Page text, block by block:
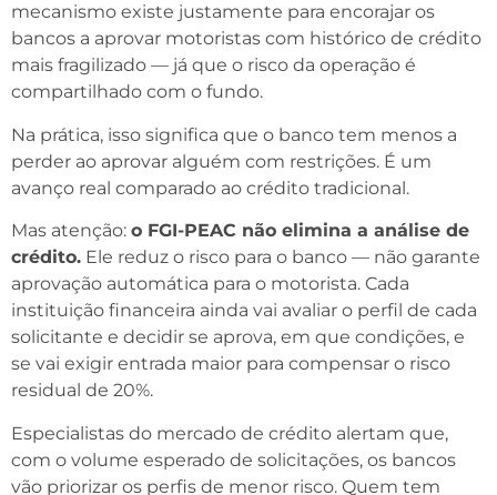
mecanismo existe justamente para encorajar os
bancos a aprovar motoristas com histórico de crédito
mais fragilizado — já que o risco da operação é
compartilhado com o fundo.
Na prática, isso significa que o banco tem menos a
perder ao aprovar alguém com restrições. É um
avanço real comparado ao crédito tradicional.
Mas atenção: o FGI-PEAC não elimina a análise de
crédito. Ele reduz o risco para o banco — não garante
aprovação automática para o motorista. Cada
instituição financeira ainda vai avaliar o perfil de cada
solicitante e decidir se aprova, em que condições, e
se vai exigir entrada maior para compensar o risco
residual de 20%.
Especialistas do mercado de crédito alertam que,
com o volume esperado de solicitações, os bancos
vão priorizar os perfis de menor risco. Quem tem